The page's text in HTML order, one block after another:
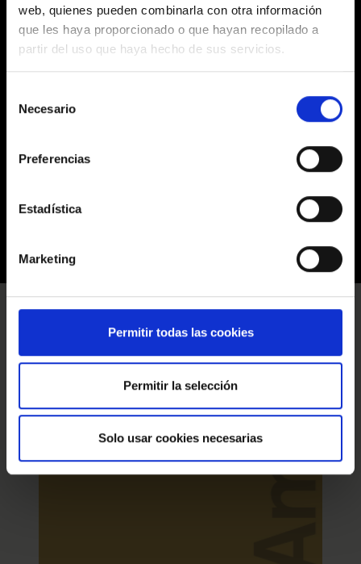
web, quienes pueden combinarla con otra información
que les haya proporcionado o que hayan recopilado a
partir del uso que haya hecho de sus servicios.
Necesario
Preferencias
Estadística
Marketing
Permitir todas las cookies
Permitir la selección
Solo usar cookies necesarias